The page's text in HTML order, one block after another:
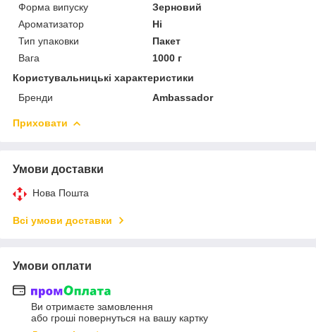
Форма випуску
Зерновий
Ароматизатор
Ні
Тип упаковки
Пакет
Вага
1000 г
Користувальницькі характеристики
Бренди
Ambassador
Приховати
Умови доставки
Нова Пошта
Всі умови доставки
Умови оплати
Ви отримаєте замовлення
або гроші повернуться на вашу картку